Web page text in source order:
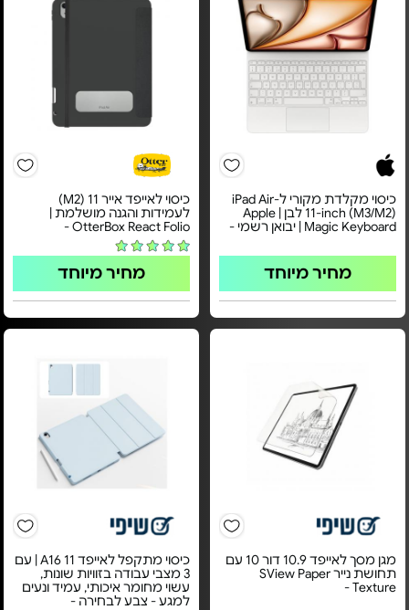
כיסוי מקלדת מקורי ל-iPad Air
11-inch (M3/M2) לבן | Apple
Magic Keyboard | יבואן רשמי -
מחיר מיוחד
כיסוי לאייפד אייר 11 (M2)
לעמידות והגנה מושלמת |
OtterBox React Folio -
מחיר מיוחד
מגן מסך לאייפד 10.9 דור 10 עם
תחושת נייר SView Paper
Texture -
כיסוי מתקפל לאייפד 11 A16 | עם
3 מצבי עבודה בזוויות שונות,
עשוי מחומר איכותי, עמיד ונעים
למגע - צבע לבחירה -